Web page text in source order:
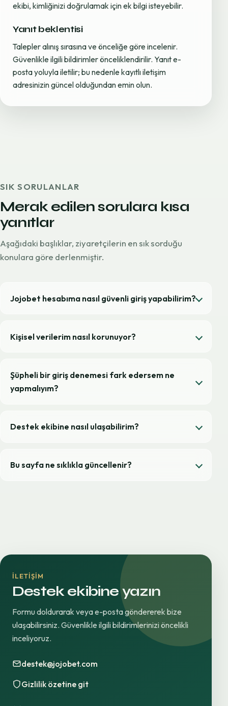
ekibi, kimliğinizi doğrulamak için ek bilgi isteyebilir.
Yanıt beklentisi
Talepler alınış sırasına ve önceliğe göre incelenir.
Güvenlikle ilgili bildirimler önceliklendirilir. Yanıt e-
posta yoluyla iletilir; bu nedenle kayıtlı iletişim
adresinizin güncel olduğundan emin olun.
SIK SORULANLAR
Merak edilen sorulara kısa
yanıtlar
Aşağıdaki başlıklar, ziyaretçilerin en sık sorduğu
konulara göre derlenmiştir.
Jojobet hesabıma nasıl güvenli giriş yapabilirim?
Kişisel verilerim nasıl korunuyor?
Şüpheli bir giriş denemesi fark edersem ne
yapmalıyım?
Destek ekibine nasıl ulaşabilirim?
Bu sayfa ne sıklıkla güncellenir?
İLETIŞIM
Destek ekibine yazın
Formu doldurarak veya e-posta göndererek bize
ulaşabilirsiniz. Güvenlikle ilgili bildirimlerinizi öncelikli
inceliyoruz.
destek@jojobet.com
Gizlilik özetine git